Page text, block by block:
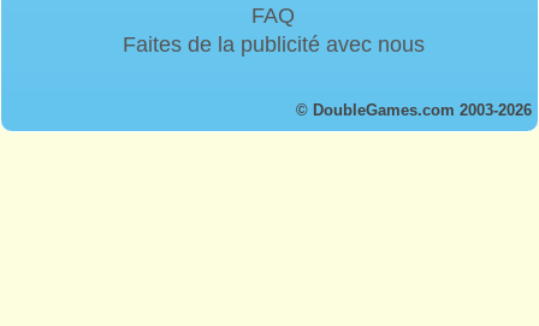
FAQ
Faites de la publicité avec nous
© DoubleGames.com 2003-2026